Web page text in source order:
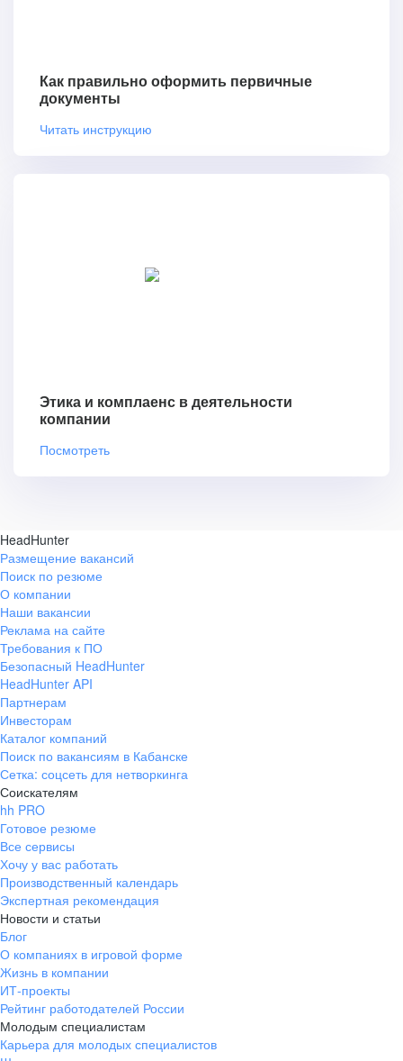
Как правильно оформить первичные
документы
Читать инструкцию
Этика и комплаенс в деятельности
компании
Посмотреть
HeadHunter
Размещение вакансий
Поиск по резюме
О компании
Наши вакансии
Реклама на сайте
Требования к ПО
Безопасный HeadHunter
HeadHunter API
Партнерам
Инвесторам
Каталог компаний
Поиск по вакансиям в Кабанске
Сетка: соцсеть для нетворкинга
Соискателям
hh PRO
Готовое резюме
Все сервисы
Хочу у вас работать
Производственный календарь
Экспертная рекомендация
Новости и статьи
Блог
О компаниях в игровой форме
Жизнь в компании
ИТ-проекты
Рейтинг работодателей России
Молодым специалистам
Карьера для молодых специалистов